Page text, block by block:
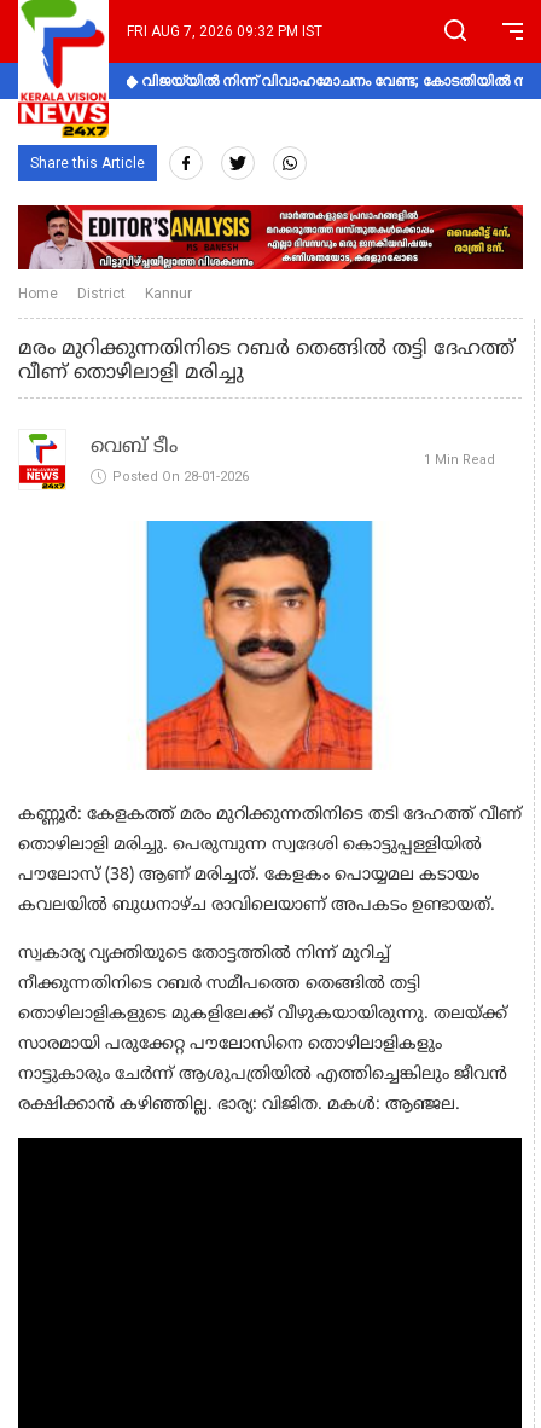
FRI AUG 7, 2026 09:32 PM IST
വിജയ്‌യിൽ നിന്ന് വിവാഹമോചനം വേണ്ട; കോടതിയിൽ
Share this Article
Home District Kannur
മരം മുറിക്കുന്നതിനിടെ റബർ തെങ്ങിൽ തട്ടി ദേഹത്ത്
വീണ് തൊഴിലാളി മരിച്ചു
വെബ് ടീം
Posted On 28-01-2026
1 Min Read
കണ്ണൂർ: കേളകത്ത് മരം മുറിക്കുന്നതിനിടെ തടി ദേഹത്ത് വീണ്
തൊഴിലാളി മരിച്ചു. പെരുമ്പുന്ന സ്വദേശി കൊട്ടുപ്പള്ളിയിൽ
പൗലോസ് (38) ആണ് മരിച്ചത്. കേളകം പൊയ്യമല കടായം
കവലയിൽ ബുധനാഴ്ച രാവിലെയാണ് അപകടം ഉണ്ടായത്.
സ്വകാര്യ വ്യക്തിയുടെ തോട്ടത്തിൽ നിന്ന് മുറിച്ച്
നീക്കുന്നതിനിടെ റബർ സമീപത്തെ തെങ്ങിൽ തട്ടി
തൊഴിലാളികളുടെ മുകളിലേക്ക് വീഴുകയായിരുന്നു. തലയ്ക്ക്
സാരമായി പരുക്കേറ്റ പൗലോസിനെ തൊഴിലാളികളും
നാട്ടുകാരും ചേർന്ന് ആശുപത്രിയിൽ എത്തിച്ചെങ്കിലും ജീവൻ
രക്ഷിക്കാൻ കഴിഞ്ഞില്ല. ഭാര്യ: വിജിത. മകൾ: ആഞ്ജല.